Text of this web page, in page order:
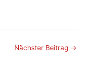
Nächster Beitrag →